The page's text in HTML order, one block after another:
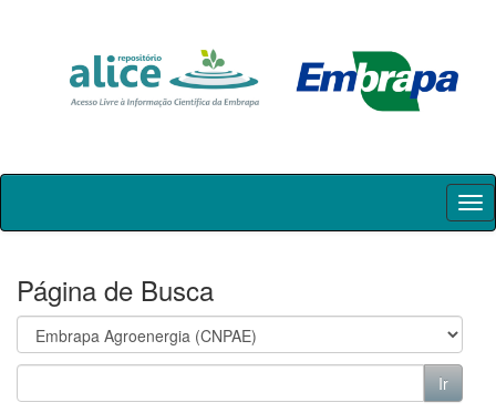
Skip
Página de Busca